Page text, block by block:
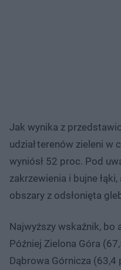
Jak wynika z
udział terenów zieleni w
wyniósł 52 proc. Pod
zakrzewienia i bujne
obszary z odsłonięta
Najwyższy wskaźnik, bo
Później Zielona Góra
Dąbrowa Górnicza (63,4